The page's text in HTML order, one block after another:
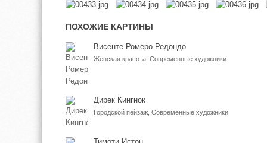
ПОХОЖИЕ КАРТИНЫ
Висенте Ромеро Редондо
Женская красота, Современные художники
Дирек Кингнок
Городской пейзаж, Современные художники